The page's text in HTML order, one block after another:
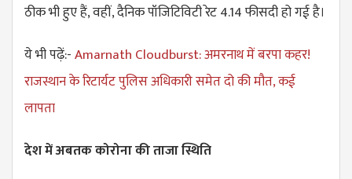
ठीक भी हुए हैं, वहीं, दैनिक पॉजिटिविटी रेट 4.14 फीसदी हो गई है।
ये भी पढ़ें:-Amarnath Cloudburst: अमरनाथ में बरपा कहर!
राजस्थान के रिटार्यट पुलिस अधिकारी समेत दो की मौत, कई
लापता
देश में अबतक कोरोना की ताजा स्थिति